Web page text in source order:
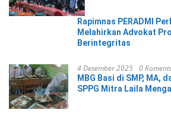
Rapimnas PERADMI
Melahirkan Advokat
Berintegritas
4 Desember 2025 0
MBG Basi di SMP, MA,
SPPG Mitra Laila